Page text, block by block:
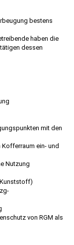
bestens
haben die
dessen
mit den
Kofferraum ein- und
Nutzung
von RGM als